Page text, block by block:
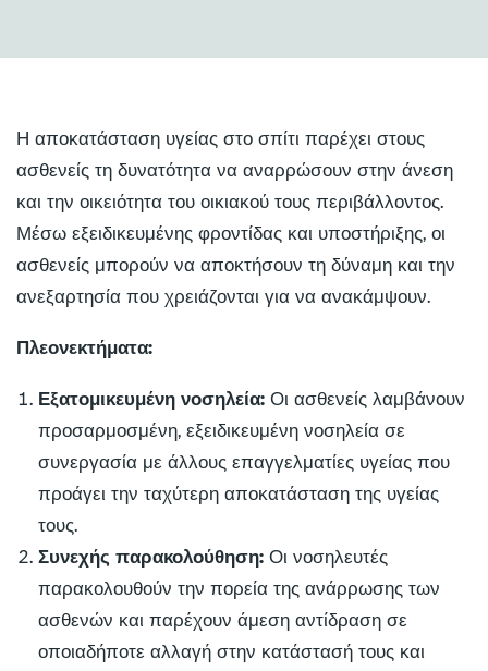
Η αποκατάσταση υγείας στο σπίτι παρέχει στους
ασθενείς τη δυνατότητα να αναρρώσουν στην άνεση
και την οικειότητα του οικιακού τους περιβάλλοντος.
Μέσω εξειδικευμένης φροντίδας και υποστήριξης, οι
ασθενείς μπορούν να αποκτήσουν τη δύναμη και την
ανεξαρτησία που χρειάζονται για να ανακάμψουν.
Πλεονεκτήματα:
Εξατομικευμένη νοσηλεία: Οι ασθενείς λαμβάνουν
προσαρμοσμένη, εξειδικευμένη νοσηλεία σε
συνεργασία με άλλους επαγγελματίες υγείας που
προάγει την ταχύτερη αποκατάσταση της υγείας
τους.
Συνεχής παρακολούθηση: Οι νοσηλευτές
παρακολουθούν την πορεία της ανάρρωσης των
ασθενών και παρέχουν άμεση αντίδραση σε
οποιαδήποτε αλλαγή στην κατάστασή τους και